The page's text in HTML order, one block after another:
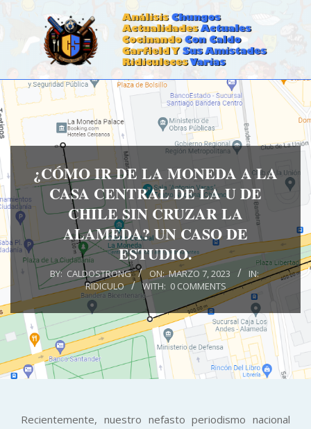
content
CALDOSTRONG.COM
Primary
Navigation
Menu
¿CÓMO IR DE LA MONEDA A LA
CASA CENTRAL DE LA U DE
CHILE SIN CRUZAR LA
ALAMEDA? UN CASO DE
ESTUDIO.
BY: CALDOSTRONG ON: MARZO 7, 2023
IN:
RIDICULO
WITH: 0 COMMENTS
Recientemente, nuestro nefasto periodismo nacional